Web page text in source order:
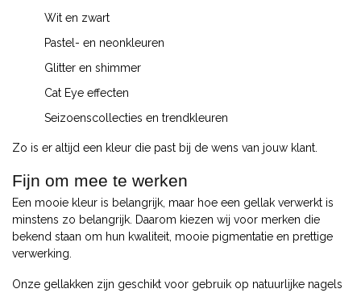
Wit en zwart
Pastel- en neonkleuren
Glitter en shimmer
Cat Eye effecten
Seizoenscollecties en trendkleuren
Zo is er altijd een kleur die past bij de wens van jouw klant.
Fijn om mee te werken
Een mooie kleur is belangrijk, maar hoe een gellak verwerkt is
minstens zo belangrijk. Daarom kiezen wij voor merken die
bekend staan om hun kwaliteit, mooie pigmentatie en prettige
verwerking.
Onze gellakken zijn geschikt voor gebruik op natuurlijke nagels